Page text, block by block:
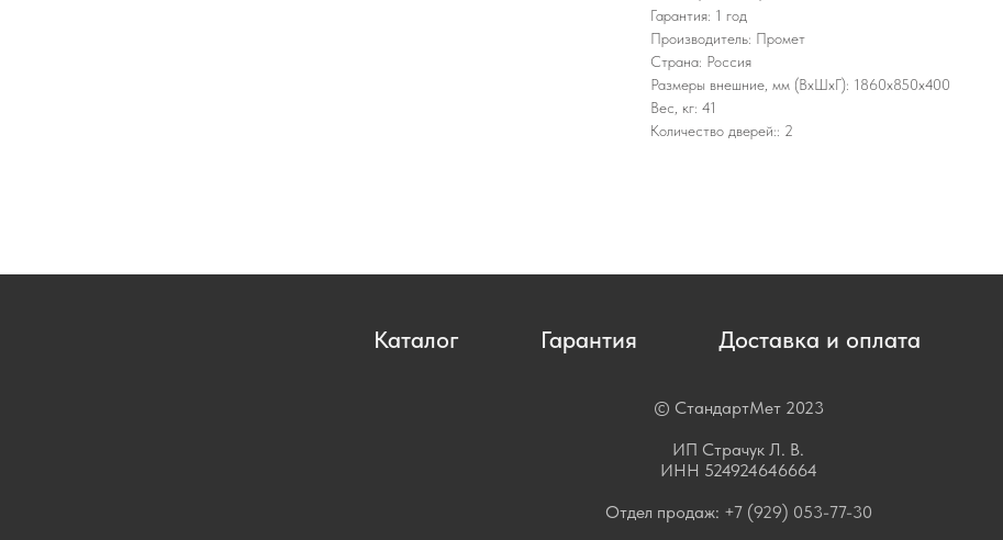
Гарантия: 1 год
Производитель: Промет
Страна: Россия
Размеры внешние, мм (ВхШхГ): 1860x850x400
Вес, кг: 41
Количество дверей:: 2
Каталог Гарантия Доставка и оплата
© СтандартМет 2023
ИП Страчук Л. В.
ИНН 524924646664
Отдел продаж: +7 (929) 053-77-30